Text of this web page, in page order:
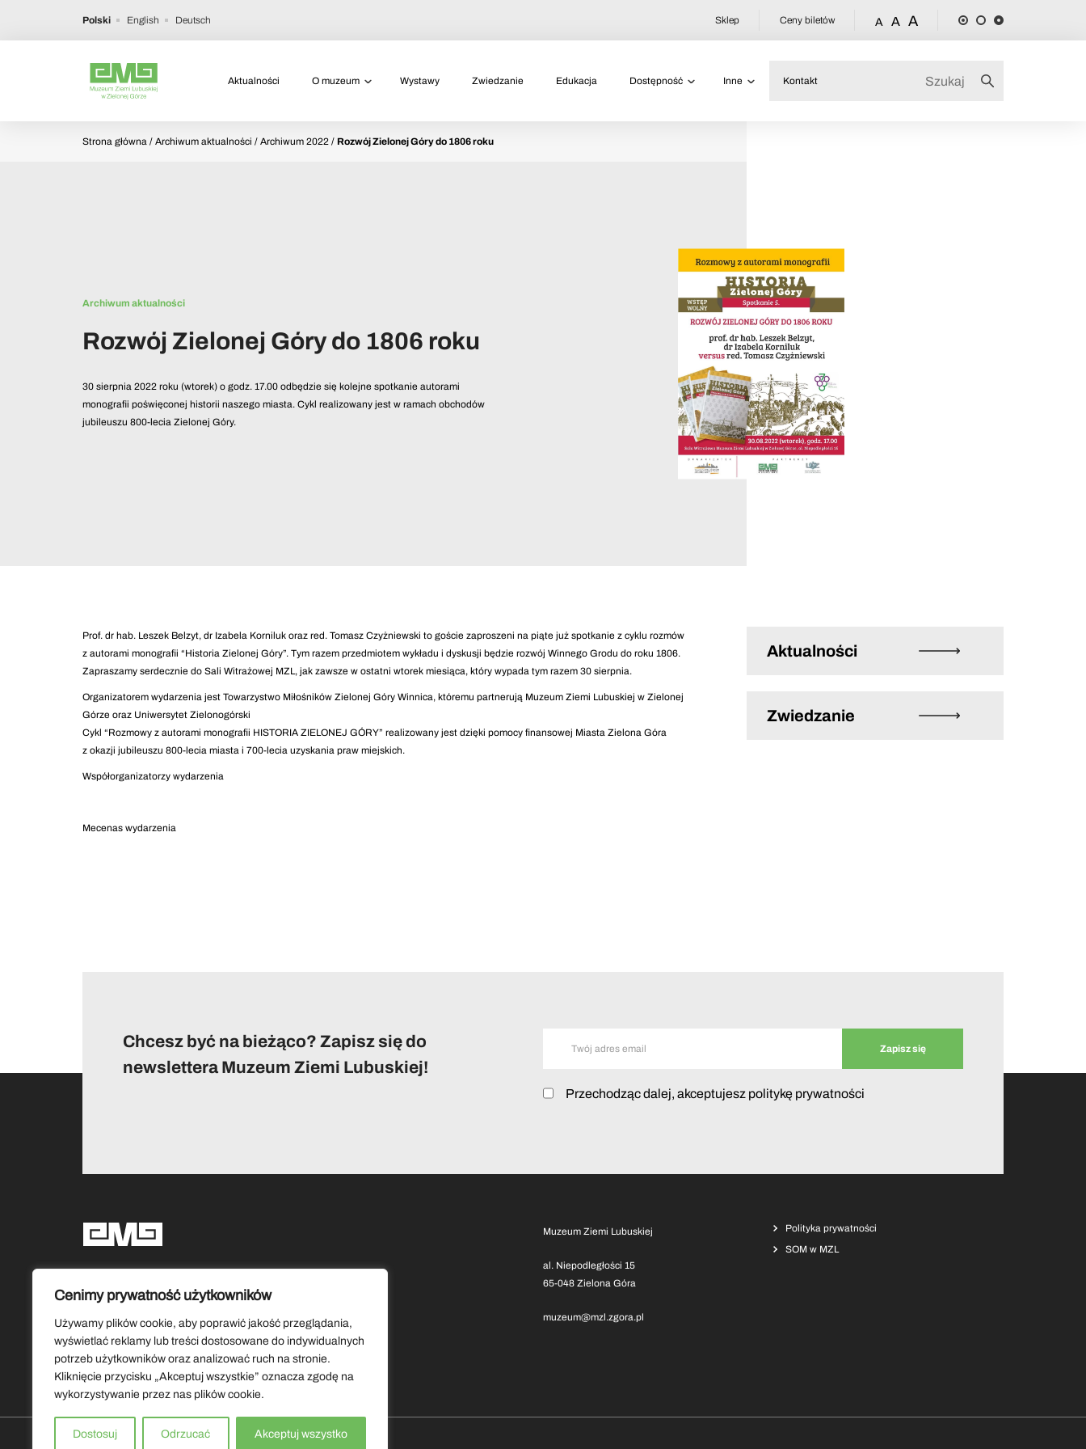
Cenimy prywatność użytkowników
Używamy plików cookie, aby poprawić jakość przeglądania,
wyświetlać reklamy lub treści dostosowane do indywidualnych
potrzeb użytkowników oraz analizować ruch na stronie.
Kliknięcie przycisku „Akceptuj wszystkie” oznacza zgodę na
wykorzystywanie przez nas plików cookie.
Dostosuj Odrzucać Akceptuj wszystko
Polski English Deutsch Sklep Ceny biletów A A A
Aktualności O muzeum Wystawy Zwiedzanie Edukacja Dostępność Inne Kontakt
Strona główna / Archiwum aktualności / Archiwum 2022 / Rozwój Zielonej Góry do 1806 roku
Archiwum aktualności
Rozwój Zielonej Góry do 1806 roku
30 sierpnia 2022 roku (wtorek) o godz. 17.00 odbędzie się kolejne spotkanie autorami
monografii poświęconej historii naszego miasta. Cykl realizowany jest w ramach obchodów
jubileuszu 800-lecia Zielonej Góry.
Prof. dr hab. Leszek Belzyt, dr Izabela Korniluk oraz red. Tomasz Czyżniewski to goście zaproszeni na piąte już spotkanie z cyklu rozmów
z autorami monografii “Historia Zielonej Góry”. Tym razem przedmiotem wykładu i dyskusji będzie rozwój Winnego Grodu do roku 1806.
Zapraszamy serdecznie do Sali Witrażowej MZL, jak zawsze w ostatni wtorek miesiąca, który wypada tym razem 30 sierpnia.
Organizatorem wydarzenia jest Towarzystwo Miłośników Zielonej Góry Winnica, któremu partnerują Muzeum Ziemi Lubuskiej w Zielonej
Górze oraz Uniwersytet Zielonogórski
Cykl “Rozmowy z autorami monografii HISTORIA ZIELONEJ GÓRY” realizowany jest dzięki pomocy finansowej Miasta Zielona Góra
z okazji jubileuszu 800-lecia miasta i 700-lecia uzyskania praw miejskich.
Współorganizatorzy wydarzenia
Mecenas wydarzenia
Aktualności
Zwiedzanie
Chcesz być na bieżąco? Zapisz się do
newslettera Muzeum Ziemi Lubuskiej!
Przechodząc dalej, akceptujesz politykę prywatności
Muzeum Ziemi Lubuskiej
al. Niepodległości 15
65-048 Zielona Góra
muzeum@mzl.zgora.pl
Polityka prywatności
SOM w MZL